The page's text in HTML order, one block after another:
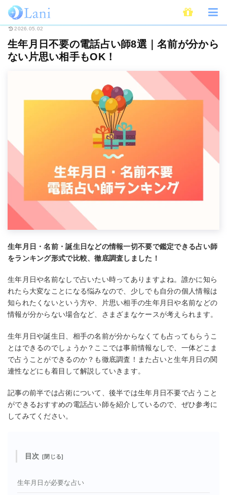
ホーム 電話占い 生年月日不要の電話占い師8選｜名前が分からない片思い
2026.05.02
生年月日不要の電話占い師8選｜名前が分から
ない片思い相手もOK！
生年月日・名前・誕生日などの情報一切不要で鑑定できる占い師
をランキング形式で比較、徹底調査しました！
生年月日や名前なしで占いたい時ってありますよね。誰かに知ら
れたら大変なことになる悩みなので、少しでも自分の個人情報は
知られたくないという方や、片思い相手の生年月日や名前などの
情報が分からない場合など、さまざまなケースが考えられます。
生年月日や誕生日、相手の名前が分からなくても占ってもらうこ
とはできるのでしょうか？ここでは事前情報なしで、一体どこま
で占うことができるのか？も徹底調査！また占いと生年月日の関
連性などにも着目して解説していきます。
記事の前半では占術について、後半では生年月日不要で占うこと
ができるおすすめの電話占い師を紹介しているので、ぜひ参考に
してみてください。
目次
生年月日が必要な占い